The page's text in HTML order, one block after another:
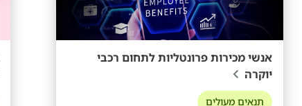
אנשי מכירות פרונטליות לתחום רכבי
יוקרה
תנאים מעולים